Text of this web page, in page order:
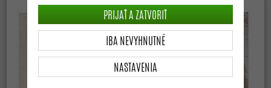
NASTAVENIA
IBA NEVYHNUTNÉ
PRIJAŤ A ZATVORIŤ